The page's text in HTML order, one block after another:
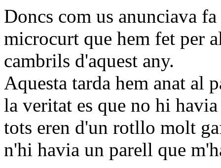
Doncs com us anunciava
microcurt que hem fet per
cambrils d'aquest any.
Aquesta tarda hem anat al
la veritat es que no hi
tots eren d'un rotllo molt
n'hi havia un parell que